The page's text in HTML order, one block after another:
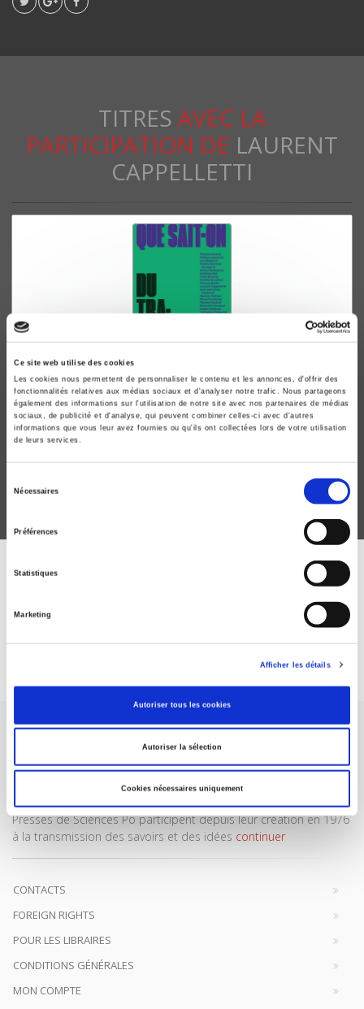
Ce site web utilise des cookies
Les cookies nous permettent de personnaliser le contenu et les annonces, d'offrir des
fonctionnalités relatives aux médias sociaux et d'analyser notre trafic. Nous partageons
également des informations sur l'utilisation de notre site avec nos partenaires de médias
sociaux, de publicité et d'analyse, qui peuvent combiner celles-ci avec d'autres
informations que vous leur avez fournies ou qu'ils ont collectées lors de votre utilisation
de leurs services.
Nécessaires
Préférences
Statistiques
Marketing
Afficher les détails
Autoriser tous les cookies
Autoriser la sélection
Cookies nécessaires uniquement
TITRES AVEC LA
PARTICIPATION DE LAURENT
CAPPELLETTI
Que sait-on du travail ?
ABONNEZ-VOUS À NOS
Maison d'édition dédiée aux sciences humaines et sociales, les
Presses de Sciences Po participent depuis leur création en 1976
à la transmission des savoirs et des idées continuer
CONTACTS
FOREIGN RIGHTS
POUR LES LIBRAIRES
CONDITIONS GÉNÉRALES
MON COMPTE